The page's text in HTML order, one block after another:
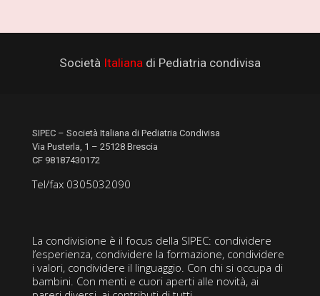
Società Italiana di Pediatria condivisa
SIPEC – Società Italiana di Pediatria Condivisa
Via Pusterla, 1 – 25128 Brescia
CF 98187430172
Tel/fax 0305032090
La condivisione è il focus della SIPEC: condividere
l’esperienza, condividere la formazione, condividere
i valori, condividere il linguaggio. Con chi si occupa di
bambini. Con menti e cuori aperti alle novità, ai